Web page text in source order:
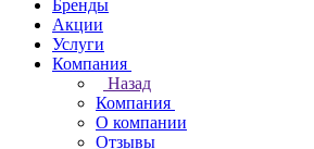
Бренды
Акции
Услуги
Компания
Назад
Компания
О компании
Отзывы